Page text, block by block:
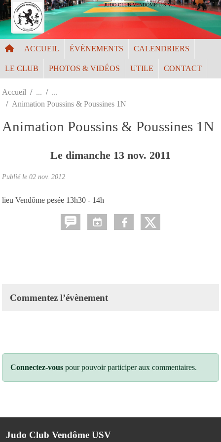
JUDO CLUB VENDÔME U.S.V.
ACCUEIL ÉVÈNEMENTS CALENDRIERS
LE CLUB PHOTOS & VIDÉOS UTILE CONTACT
Accueil
Animation Poussins & Poussines 1N
Animation Poussins & Poussines 1N
Le dimanche 13 nov. 2011
Publié le 02 nov. 2012
lieu Vendôme pesée 13h30 - 14h
Commentez l’évènement
Connectez-vous pour pouvoir participer aux commentaires.
Judo Club Vendôme USV
Panneau de gestion des cookies